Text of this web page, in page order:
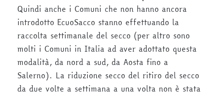
Quindi anche i Comuni che non hanno ancora
introdotto EcuoSacco stanno effettuando la
raccolta settimanale del secco (per altro sono
molti i Comuni in Italia ad aver adottato questa
modalità, da nord a sud, da Aosta fino a
Salerno). La riduzione secco del ritiro del secco
da due volte a settimana a una volta non è stata